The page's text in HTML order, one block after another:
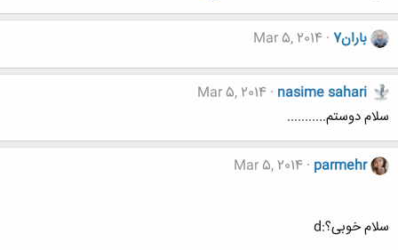
باران7 Mar 5, 2014
nasime sahari
Mar 5, 2014
سلام دوستم...........
parmehr
Mar 5, 2014
سلام خوبی؟:d